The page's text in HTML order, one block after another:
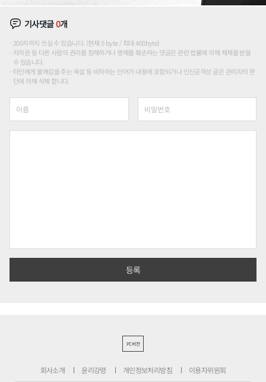
기사댓글0개
200자까지 쓰실 수 있습니다. (현재 0 byte / 최대 400byte)
저작권 등 다른 사람의 권리를 침해하거나 명예를 훼손하는 댓글은 관련 법률에 의해 제재를 받을
수 있습니다.
타인에게 불쾌감을 주는 욕설 등 비하하는 단어가 내용에 포함되거나 인신공격성 글은 관리자의 판
단에 의해 삭제 합니다.
PC버전
회사소개 윤리강령 개인정보처리방침 이용자위원회